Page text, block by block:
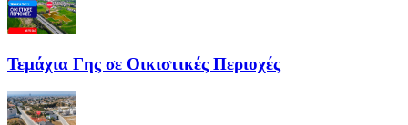
Τεμάχια Γης σε Οικιστικές Περιοχές